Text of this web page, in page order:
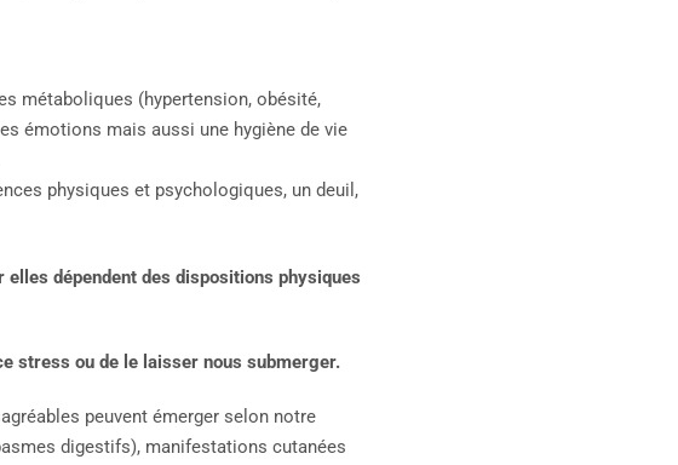
métaboliques (hypertension, obésité,
émotions mais aussi une hygiène de vie
physiques et psychologiques, un deuil,
dépendent des dispositions physiques
stress ou de le laisser nous submerger.
peuvent émerger selon notre
digestifs), manifestations cutanées